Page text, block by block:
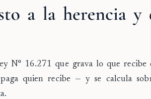
a la herencia y
N° 16.271 que grava lo que recibe
quien recibe — y se calcula